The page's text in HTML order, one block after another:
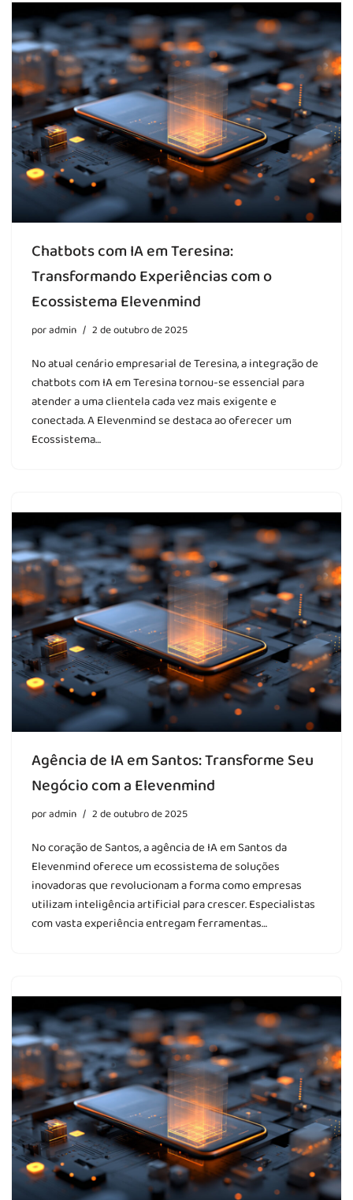
Chatbots com IA em Teresina:
Transformando Experiências com o
Ecossistema Elevenmind
poradmin 2 de outubro de 2025
No atual cenário empresarial de Teresina, a integração de
chatbots com IA em Teresina tornou-se essencial para
atender a uma clientela cada vez mais exigente e
conectada. A Elevenmind se destaca ao oferecer um
Ecossistema…
Agência de IA em Santos: Transforme Seu
Negócio com a Elevenmind
poradmin 2 de outubro de 2025
No coração de Santos, a agência de IA em Santos da
Elevenmind oferece um ecossistema de soluções
inovadoras que revolucionam a forma como empresas
utilizam inteligência artificial para crescer. Especialistas
com vasta experiência entregam ferramentas…